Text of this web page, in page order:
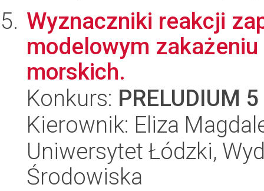
Wyznaczniki reakcji
modelowym
morskich.
Konkurs: PRELUDIUM 5
Kierownik: Eliza
Uniwersytet Łódzki,
Środowiska